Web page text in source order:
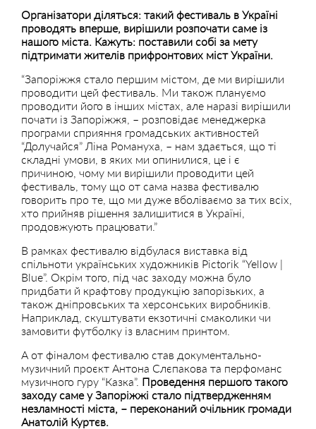
Організатори діляться: такий фестиваль в Україні
проводять вперше, вирішили розпочати саме із
нашого міста. Кажуть: поставили собі за мету
підтримати жителів прифронтових міст України.
“Запоріжжя стало першим містом, де ми вирішили
проводити цей фестиваль. Ми також плануємо
проводити його в інших містах, але наразі вирішили
почати із Запоріжжя, – розповідає менеджерка
програми сприяння громадських активностей
“Долучайся” Ліна Романуха, – нам здається, що ті
складні умови, в яких ми опинилися, це і є
причиною, чому ми вирішили проводити цей
фестиваль, тому що от сама назва фестивалю
говорить про те, що ми дуже вболіваємо за тих всіх,
хто прийняв рішення залишитися в Україні,
продовжують працювати.”
В рамках фестивалю відбулася виставка від
спільноти українських художників Pictorik “Yellow |
Blue”. Окрім того, під час заходу можна було
придбати й крафтову продукцію запорізьких, а
також дніпровських та херсонських виробників.
Наприклад, скуштувати екзотичні смаколики чи
замовити футболку із власним принтом.
А от фіналом фестивалю став документально-
музичний проєкт Антона Слєпакова та перфоманс
музичного гуру “Казка”. Проведення першого такого
заходу саме у Запоріжжі стало підтвердженням
незламності міста, – переконаний очільник громади
Анатолій Куртєв.